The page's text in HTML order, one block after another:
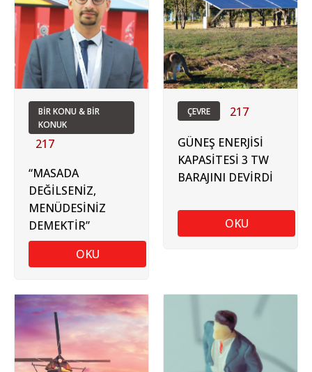
BİR KONU & BİR
KONUK
217
“MASADA
DEĞİLSENİZ,
MENÜDESİNİZ
DEMEKTİR”
OKU
ÇEVRE 217
GÜNEŞ ENERJİSİ
KAPASİTESİ 3 TW
BARAJINI DEVİRDİ
OKU